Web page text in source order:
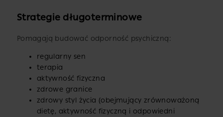
Strategie długoterminowe
Pomagają budować odporność psychiczną:
regularny sen
terapia
aktywność fizyczna
zdrowe granice
zdrowy styl życia (obejmujący zrównoważoną
dietę, aktywność fizyczną i odpowiedni